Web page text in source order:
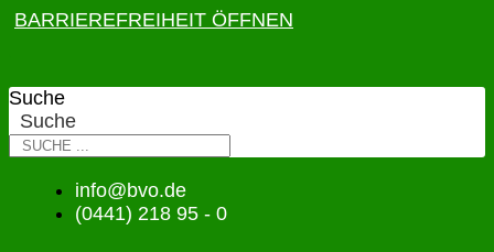
BARRIEREFREIHEIT ÖFFNEN
Suche
Suche
info@bvo.de
(0441) 218 95 - 0